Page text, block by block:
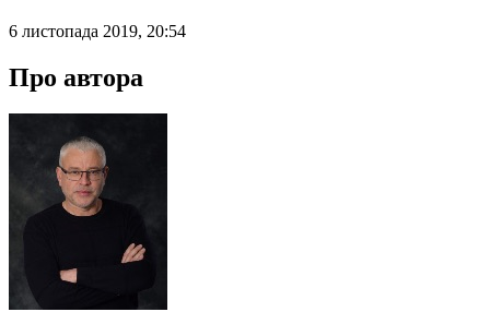
6 листопада 2019, 20:54
Про автора